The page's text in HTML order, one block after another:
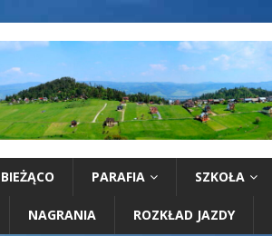
PARAFIA SZKOŁA
NAGRANIA ROZKŁAD JAZDY